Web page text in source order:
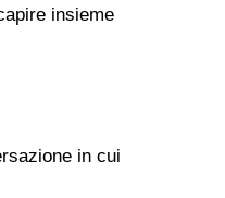
insieme
in cui